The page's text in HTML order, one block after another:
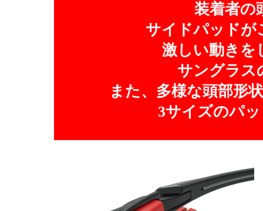
装着者の
サイドパッドが
激しい動きを
サングラス
また、多様な頭部形
3サイズのパ